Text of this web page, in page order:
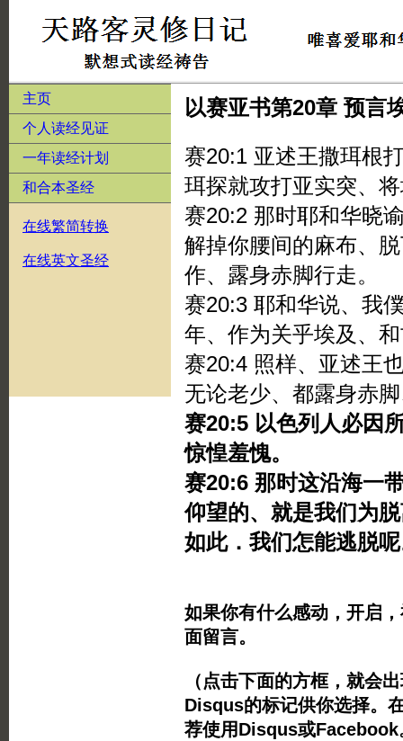
主页
个人读经见证
一年读经计划
和合本圣经
在线繁简转换
在线英文圣经
以赛亚书第20章 预言
赛20:1 亚述王撒珥根
珥探就攻打亚实突、
赛20:2 那时耶和华晓
解掉你腰间的麻布、
作、露身赤脚行走。
赛20:3 耶和华说、我
年、作为关乎埃及、
赛20:4 照样、亚述王
无论老少、都露身赤
赛20:5 以色列人必因
惊惶羞愧。
赛20:6 那时这沿海一
仰望的、就是我们为
如此．我们怎能逃脱
如果你有什么感动，开启
面留言。
（点击下面的方框，就会
Disqus的标记供你选择。
荐使用Disqus或